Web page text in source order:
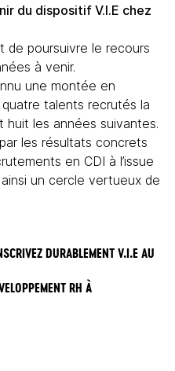
du dispositif V.I.E chez
de poursuivre le recours
à venir.
une montée en
talents recrutés la
huit les années suivantes.
les résultats concrets
en CDI à l’issue
ainsi un cercle vertueux de
DURABLEMENT V.I.E AU
RH À